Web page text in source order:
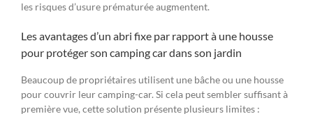
les risques d’usure prématurée augmentent.
Les avantages d’un abri fixe par rapport à une housse
pour protéger son camping car dans son jardin
Beaucoup de propriétaires utilisent une bâche ou une housse
pour couvrir leur camping-car. Si cela peut sembler suffisant à
première vue, cette solution présente plusieurs limites :